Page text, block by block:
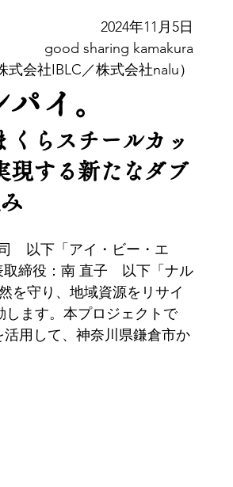
2024年11月5日
good sharing kamakura
式会社IBLC／株式会社nalu）
イ。
くらスチールカッ
現する新たなダブ
　以下「アイ・ビー・エ
締役：南 直子　以下「ナル
を守り、地域資源をリサイ
ます。本プロジェクトで
用して、神奈川県鎌倉市か